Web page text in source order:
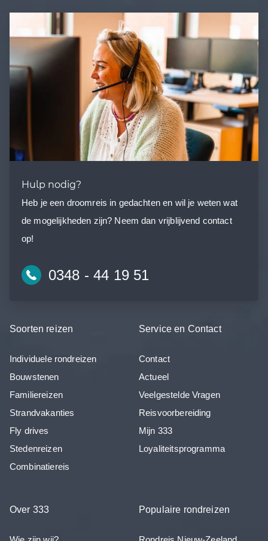
Hulp nodig?
Heb je een droomreis in gedachten en wil je weten wat
de mogelijkheden zijn? Neem dan vrijblijvend contact
op!
0348 - 44 19 51
Soorten reizen
Individuele rondreizen
Bouwstenen
Familiereizen
Strandvakanties
Fly drives
Stedenreizen
Combinatiereis
Service en Contact
Contact
Actueel
Veelgestelde Vragen
Reisvoorbereiding
Mijn 333
Loyaliteitsprogramma
Over 333 Populaire rondreizen